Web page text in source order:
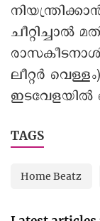
ലീറ്റർ
ഇടവേളയിൽ
TAGS
Home Beatz